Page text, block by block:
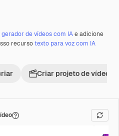
gerador de vídeos com IAe adicione
recursotexto para voz com IA
Criar projeto de vídeo